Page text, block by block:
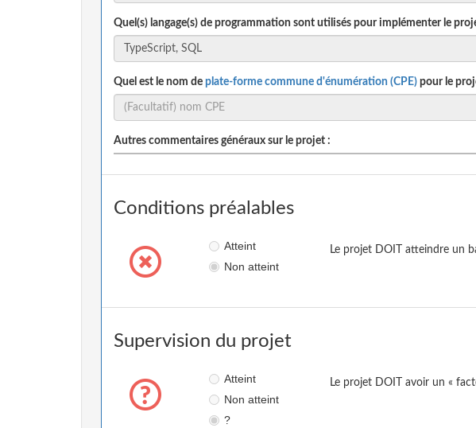
Quel(s) langage(s) de programmation sont utilisés pour implémenter le
Quel est le nom de plate-forme commune d'énumération (CPE) pour le
Autres commentaires généraux sur le projet :
Conditions préalables
Atteint
Non atteint
Le projet DOIT atteindre un
Supervision du projet
Atteint
Non atteint
?
Le projet DOIT avoir un «